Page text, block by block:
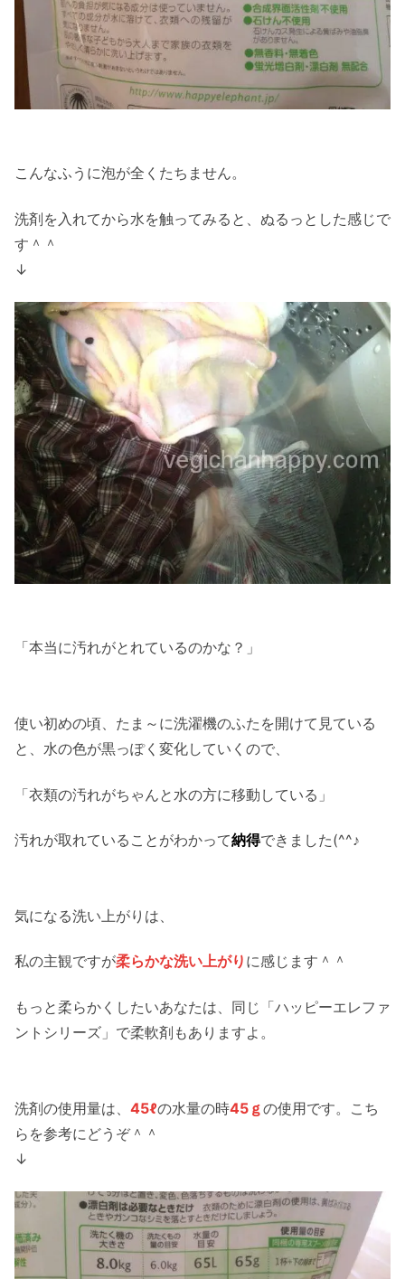
こんなふうに泡が全くたちません。
洗剤を入れてから水を触ってみると、ぬるっとした感じで
す＾＾
↓
「本当に汚れがとれているのかな？」
使い初めの頃、たま～に洗濯機のふたを開けて見ている
と、水の色が黒っぽく変化していくので、
「衣類の汚れがちゃんと水の方に移動している」
汚れが取れていることがわかって納得できました(^^♪
気になる洗い上がりは、
私の主観ですが柔らかな洗い上がり に感じます＾＾
もっと柔らかくしたいあなたは、同じ「ハッピーエレファ
ントシリーズ」で柔軟剤もありますよ。
洗剤の使用量は、 45ℓの水量の時45ｇの使用です。こち
らを参考にどうぞ＾＾
↓